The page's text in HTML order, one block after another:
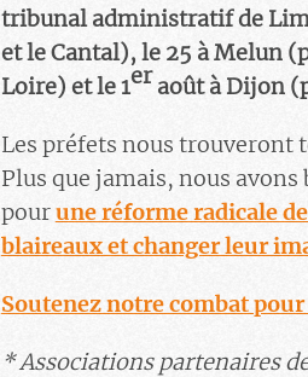
tribunal administratif de
et le Cantal), le 25 à Melun
Loire) et le 1er août à Dijon
Les préfets nous trouveront
Plus que jamais, nous
pourune réforme radicale
blaireaux et changer leur
Soutenez notre combat
* Associations partenaires